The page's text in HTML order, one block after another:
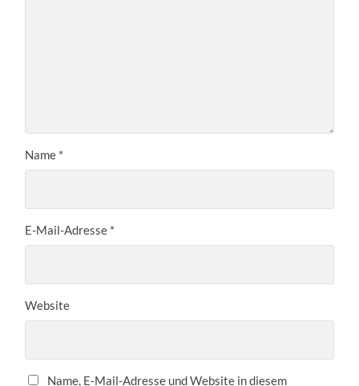
Name *
E-Mail-Adresse *
Website
Name, E-Mail-Adresse und Website in diesem